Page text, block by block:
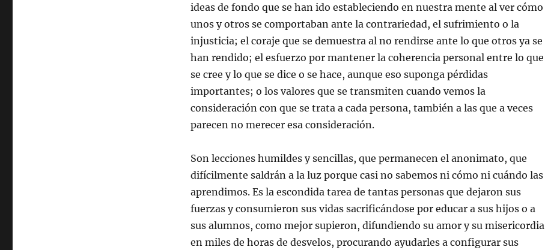
ideas de fondo que se han ido estableciendo en nuestra mente al ver cómo
unos y otros se comportaban ante la contrariedad, el sufrimiento o la
injusticia; el coraje que se demuestra al no rendirse ante lo que otros ya se
han rendido; el esfuerzo por mantener la coherencia personal entre lo que
se cree y lo que se dice o se hace, aunque eso suponga pérdidas
importantes; o los valores que se transmiten cuando vemos la
consideración con que se trata a cada persona, también a las que a veces
parecen no merecer esa consideración.
Son lecciones humildes y sencillas, que permanecen el anonimato, que
difícilmente saldrán a la luz porque casi no sabemos ni cómo ni cuándo las
aprendimos. Es la escondida tarea de tantas personas que dejaron sus
fuerzas y consumieron sus vidas sacrificándose por educar a sus hijos o a
sus alumnos, como mejor supieron, difundiendo su amor y su misericordia
en miles de horas de desvelos, procurando ayudarles a configurar sus